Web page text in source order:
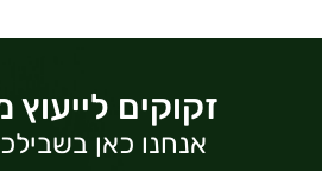
זקוקים
אנחנו כאן בשבילכם